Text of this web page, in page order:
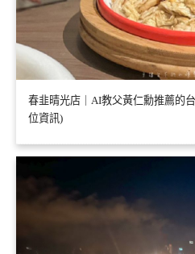
春韭晴光店｜AI教父黃仁勳推薦的
位資訊)